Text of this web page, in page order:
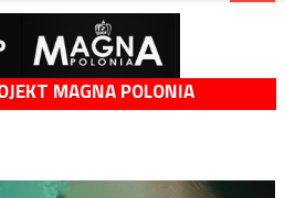
MAGNA POLONIA